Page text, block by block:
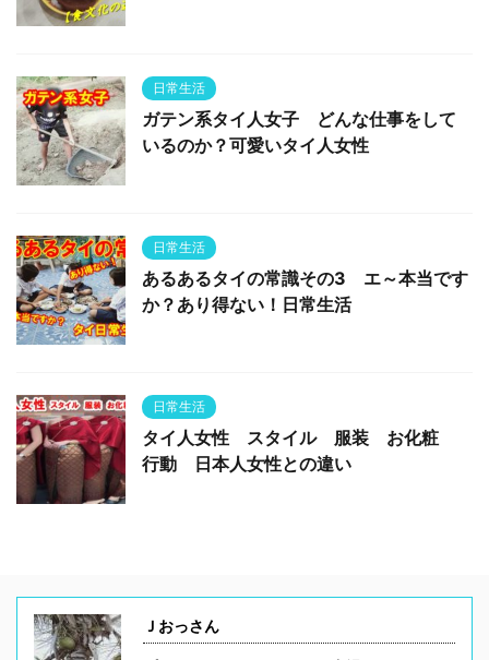
日常生活
ガテン系タイ人女子 どんな仕事をして
いるのか？可愛いタイ人女性
日常生活
あるあるタイの常識その3 エ～本当です
か？あり得ない！日常生活
日常生活
タイ人女性 スタイル 服装 お化粧
行動 日本人女性との違い
Ｊおっさん